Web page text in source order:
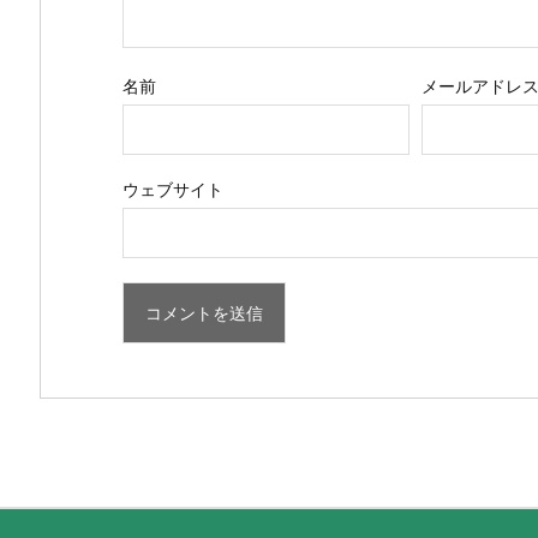
名前 メールアドレス
ウェブサイト